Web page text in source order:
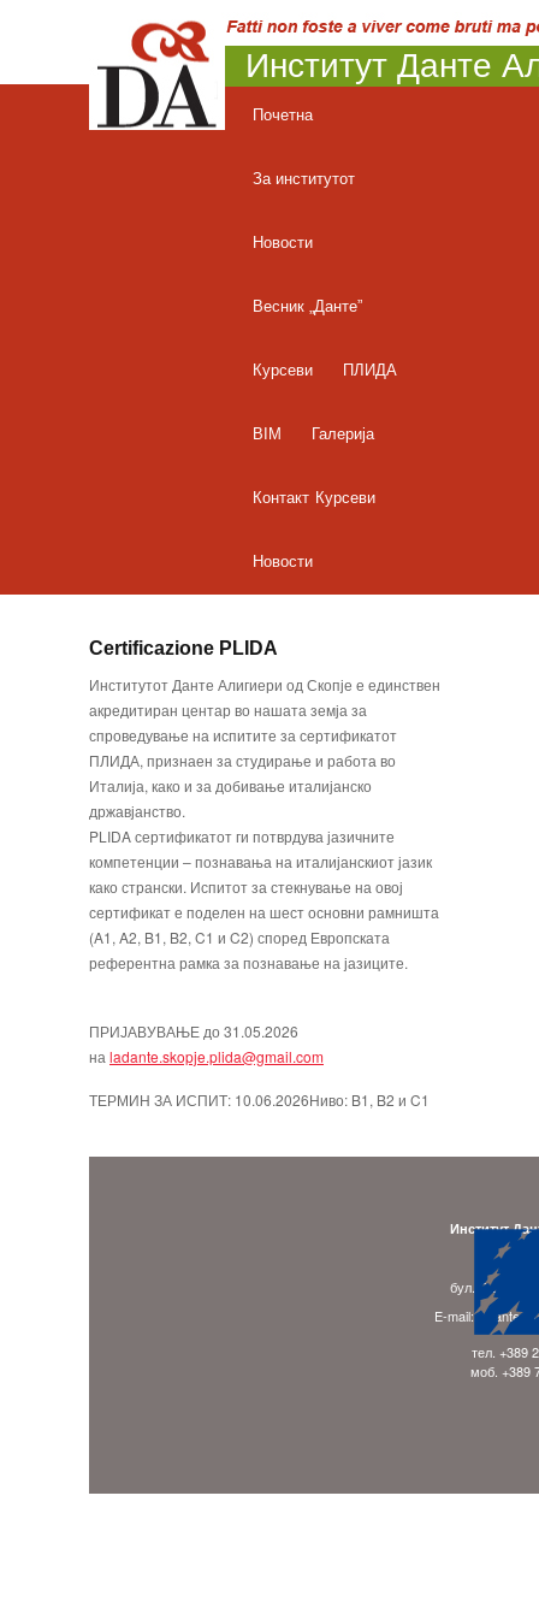
Институт Данте
Почетна
За институтот
Новости
Весник „Данте”
Курсеви ПЛИДА
BIM Галерија
Контакт Курсеви
Новости
Certificazione PLIDA
Институтот Данте Алигиери од Скопје е единствен
акредитиран центар во нашата земја за
спроведување на испитите за сертификатот
ПЛИДА, признаен за студирање и работа во
Италија, како и за добивање италијанско
државјанство.
PLIDA сертификатот ги потврдува јазичните
компетенции – познавања на италијанскиот јазик
како странски. Испитот за стекнување на овој
сертификат е поделен на шест основни рамништа
(A1, A2, B1, B2, C1 и C2) според Европската
референтна рамка за познавање на јазиците.
ПРИЈАВУВАЊЕ до 31.05.2026
на ladante.skopje.plida@gmail.com
ТЕРМИН ЗА ИСПИТ: 10.06.2026Ниво: B1, B2 и C1
Институт
бул. Гоце
E-mail:
тел. +389
моб. +389